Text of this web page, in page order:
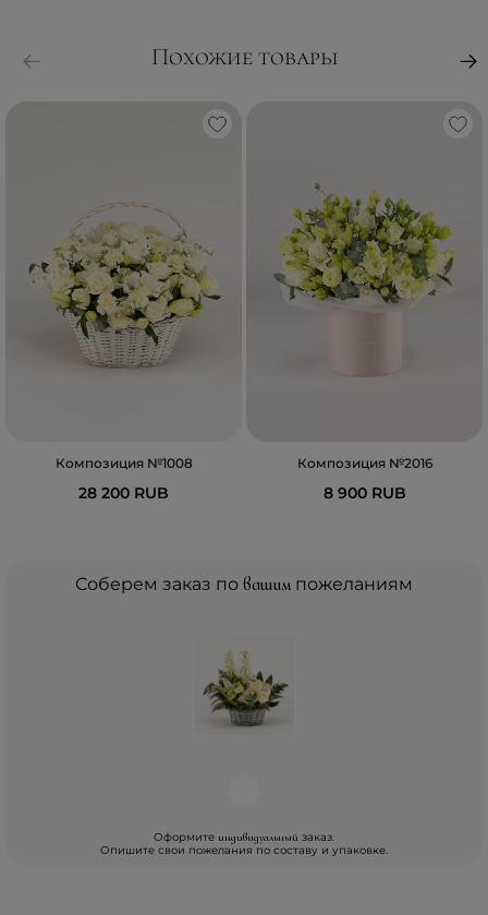
Похожие товары
Композиция №1008
28 200 RUB
Композиция №2016
8 900 RUB
Соберем заказ по вашим пожеланиям
Оформите индивидуальный заказ.
Опишите свои пожелания по составу и упаковке.